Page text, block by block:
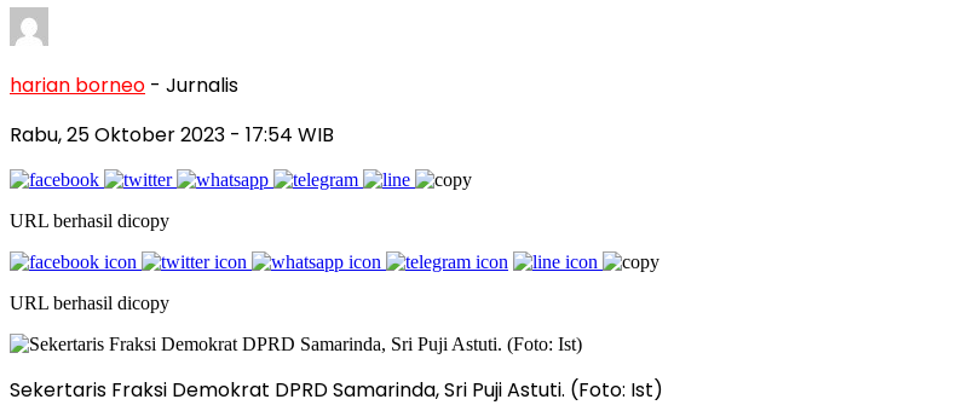
harian borneo - Jurnalis
Rabu, 25 Oktober 2023 - 17:54 WIB
URL berhasil dicopy
URL berhasil dicopy
Sekertaris Fraksi Demokrat DPRD Samarinda, Sri Puji Astuti. (Foto: Ist)